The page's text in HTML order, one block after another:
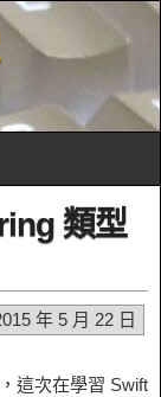
類型
年 5 月 22 日
這次在學習 Swift